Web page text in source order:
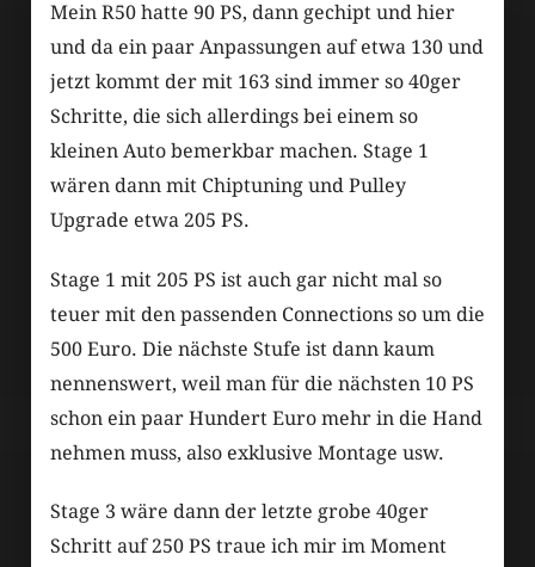
Mein R50 hatte 90 PS, dann gechipt und hier
und da ein paar Anpassungen auf etwa 130 und
jetzt kommt der mit 163 sind immer so 40ger
Schritte, die sich allerdings bei einem so
kleinen Auto bemerkbar machen. Stage 1
wären dann mit Chiptuning und Pulley
Upgrade etwa 205 PS.
Stage 1 mit 205 PS ist auch gar nicht mal so
teuer mit den passenden Connections so um die
500 Euro. Die nächste Stufe ist dann kaum
nennenswert, weil man für die nächsten 10 PS
schon ein paar Hundert Euro mehr in die Hand
nehmen muss, also exklusive Montage usw.
Stage 3 wäre dann der letzte grobe 40ger
Schritt auf 250 PS traue ich mir im Moment